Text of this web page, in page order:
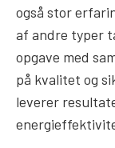
også stor
af andre typer
opgave med
på kvalitet og
leverer